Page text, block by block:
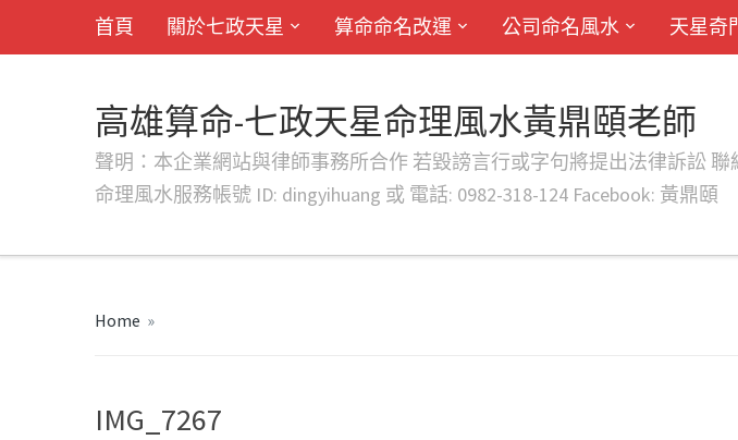
首頁 關於七政天星 算命命名改運 公司命名風水 天星奇
高雄算命-七政天星命理風水黃鼎頤老師
聲明：本企業網站與律師事務所合作 若毀謗言行或字句將提出法律訴訟 聯
命理風水服務帳號 ID: dingyihuang 或 電話: 0982-318-124 Facebook: 黃鼎頤
Home »
IMG_7267